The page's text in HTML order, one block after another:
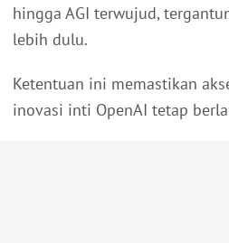
hingga AGI terwujud,
lebih dulu.
Ketentuan ini memastikan
inovasi inti OpenAI tetap